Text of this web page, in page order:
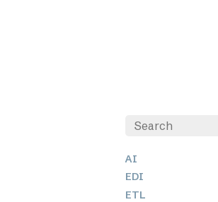
AI
EDI
ETL